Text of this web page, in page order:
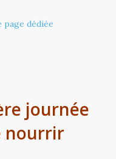
page dédiée
journée
nourrir